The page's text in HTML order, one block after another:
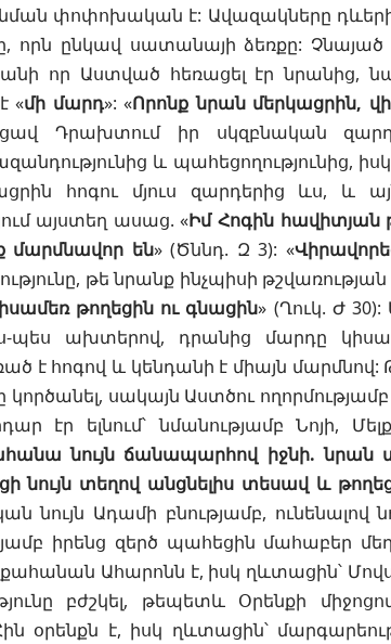
փոփոխական է: Ավազակները դևերի
որն ընկավ սատանայի ձեռքը:
որ Աստված հեռացել էր նրանից,
«մի մարդ»: «Որոնք նրան մերկացրին,
Դրախտում իր սկզբնական
և պահեցողությունից,
հոգու մյուս զարդերից ևս, և
այստեղ ասաց. «Իմ Հոգին հավիտյան
մարմնավոր են» (Ծննդ. Զ 3): «
թե նրանք ինչպիսի
թողեցին ու գնացին» (Ղուկ. Ժ 30):
պես ախտերով, դրանից մարդը
է հոգով և կենդանի է միայն
կործանել, սակայն Աստծու
էր ելնում՝ նմանությամբ Նոյի,
նույն ճանապարհով իջնի. նրան
նույն տեղով անցնելիս տեսավ և
նույն Ադամի բնությամբ, ունենալով
իրենց զերծ պահեցին մահաբեր
քահանան Ահարոնն է, իսկ ղևտացին՝
բժշկել, թեպետև Օրենքի
օրենքն է, իսկ ղևտացին՝